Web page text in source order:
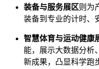
装备与服务展区则为
装备到专业的计时、
智慧体育与运动健康
能，展示大数据分析
新成果，凸显科学跑